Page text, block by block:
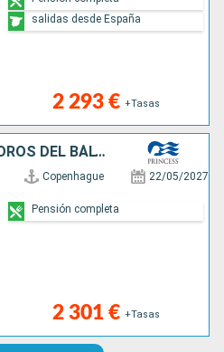
2 293 € +Tasas
salidas desde España
AVENTURA DE LOS TESOROS DEL BÁLTICO
Copenhague 22/05/2027
2 301 € +Tasas
Pensión completa